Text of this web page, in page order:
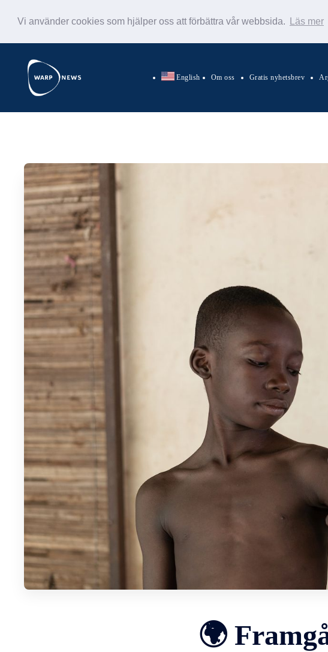
Vi använder cookies som hjälper oss att förbättra vår webbsida. Läs mer
English Om oss Gratis nyhetsbrev
🌍